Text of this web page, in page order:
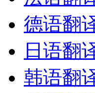
德语翻
日语翻
韩语翻